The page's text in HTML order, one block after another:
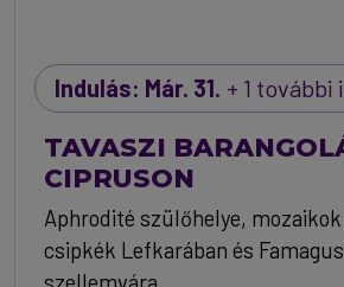
Indulás: Már. 31. + 1
TAVASZI
CIPRUSON
Aphrodité szülőhelye, mozaikok
csipkék Lefkarában és